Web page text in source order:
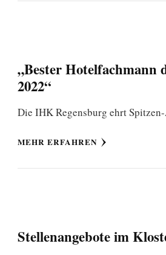
„Bester Hotelfachmann
2022“
Die IHK Regensburg ehrt
MEHR ERFAHREN
Stellenangebote im